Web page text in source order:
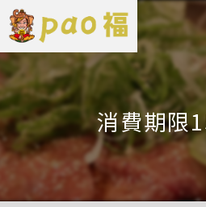
消費期限